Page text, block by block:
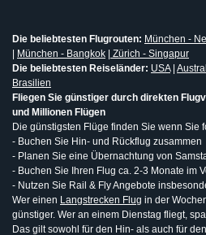
Die beliebtesten Flugrouten: München -
München - Bangkok
Zürich - Singapur
Die beliebtesten Reiseländer: USA|
Brasilien
Fliegen Sie günstiger durch direkten
und Millionen Flügen
Die günstigsten Flüge finden Sie wenn Sie
- Buchen Sie Hin- und Rückflug zusammen
- Planen Sie eine Übernachtung von
- Buchen Sie Ihren Flug ca. 2-3 Monate im
- Nutzen Sie Rail & Fly Angebote
Wer einen Langstrecken Flug in der
günstiger. Wer an einem Dienstag fliegt,
Das gilt sowohl für den Hin- als auch für